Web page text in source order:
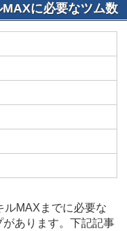
に必要なツム数
ルMAXまでに必要な
あります。下記記事